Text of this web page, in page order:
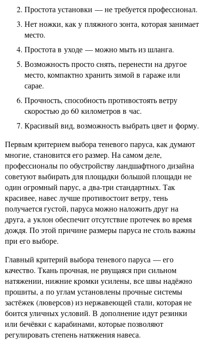
Простота установки — не требуется профессионал.
Нет ножки, как у пляжного зонта, которая занимает
место.
Простота в уходе — можно мыть из шланга.
Возможность просто снять, перенести на другое
место, компактно хранить зимой в гараже или
сарае.
Прочность, способность противостоять ветру
скоростью до 60 километров в час.
Красивый вид, возможность выбрать цвет и форму.
Первым критерием выбора теневого паруса, как думают
многие, становится его размер. На самом деле,
профессионалы по обустройству ландшафтного дизайна
советуют выбирать для площадки большой площади не
один огромный парус, а два-три стандартных. Так
красивее, навес лучше противостоит ветру, тень
получается густой, паруса можно наложить друг на
друга, а уклон обеспечит отсутствие протечек во время
дождя. По этой причине размеры паруса не столь важны
при его выборе.
Главный критерий выбора теневого паруса — его
качество. Ткань прочная, не рвущаяся при сильном
натяжении, нижние кромки усилены, все швы надёжно
прошиты, а по углам установлены прочные системы
застёжек (люверсов) из нержавеющей стали, которая не
боится уличных условий. В дополнение идут резинки
или бечёвки с карабинами, которые позволяют
регулировать степень натяжения навеса.